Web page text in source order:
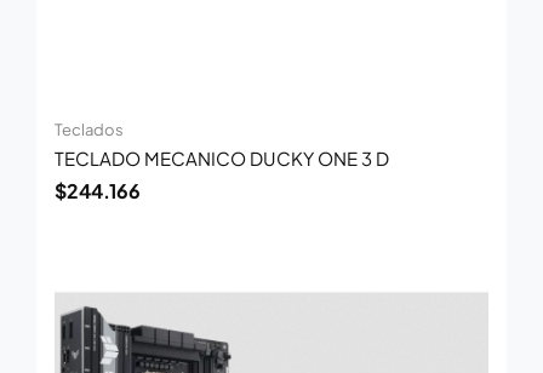
Teclados
TECLADO MECANICO DUCKY ONE 3 D
$244.166